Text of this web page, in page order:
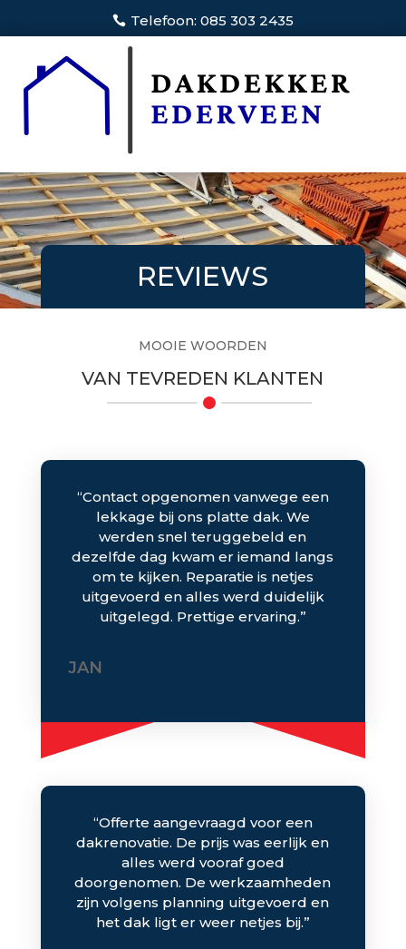
Telefoon: 085 303 2435
REVIEWS
MOOIE WOORDEN
VAN TEVREDEN KLANTEN
“Contact opgenomen vanwege een
lekkage bij ons platte dak. We
werden snel teruggebeld en
dezelfde dag kwam er iemand langs
om te kijken. Reparatie is netjes
uitgevoerd en alles werd duidelijk
uitgelegd. Prettige ervaring.”
JAN
“Offerte aangevraagd voor een
dakrenovatie. De prijs was eerlijk en
alles werd vooraf goed
doorgenomen. De werkzaamheden
zijn volgens planning uitgevoerd en
het dak ligt er weer netjes bij.”